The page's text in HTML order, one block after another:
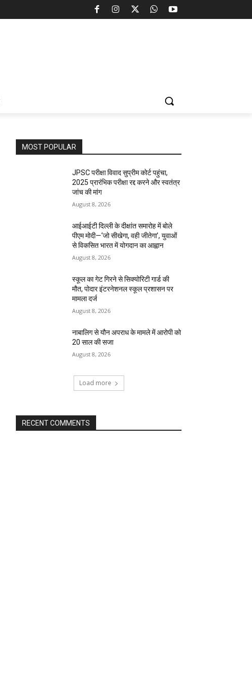
MOST POPULAR
JPSC परीक्षा विवाद सुप्रीम कोर्ट पहुंचा,
2025 प्रारंभिक परीक्षा रद्द करने और स्वतंत्र
जांच की मांग
August 8, 2026
आईआईटी दिल्ली के दीक्षांत समारोह में बोले
पीएम मोदी—‘जो सीखेगा, वही जीतेगा’, युवाओं
से विकसित भारत में योगदान का आह्वान
August 8, 2026
स्कूल का गेट गिरने से सिक्योरिटी गार्ड की
मौत, पोदार इंटरनेशनल स्कूल प्रशासन पर
मामला दर्ज
August 8, 2026
नाबालिग से यौन अपराध के मामले में आरोपी को
20 साल की सजा
August 8, 2026
Load more
RECENT COMMENTS